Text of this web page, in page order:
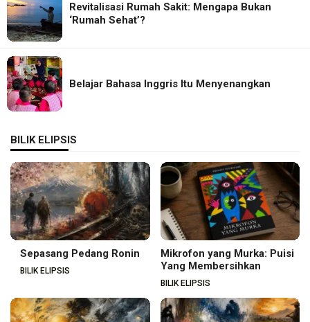
Revitalisasi Rumah Sakit: Mengapa Bukan
‘Rumah Sehat’?
Belajar Bahasa Inggris Itu Menyenangkan
BILIK ELIPSIS
Sepasang Pedang Ronin
BILIK ELIPSIS
Mikrofon yang Murka: Puisi
Yang Membersihkan
BILIK ELIPSIS